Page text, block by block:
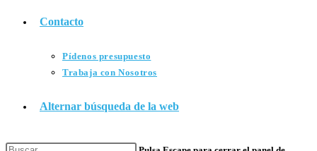
Contacto
Pídenos presupuesto
Trabaja con Nosotros
Alternar búsqueda de la web